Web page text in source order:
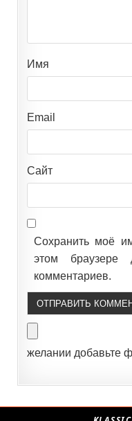
Имя
Email
Сайт
Сохранить моё
этом браузере
комментариев.
желании добавьте